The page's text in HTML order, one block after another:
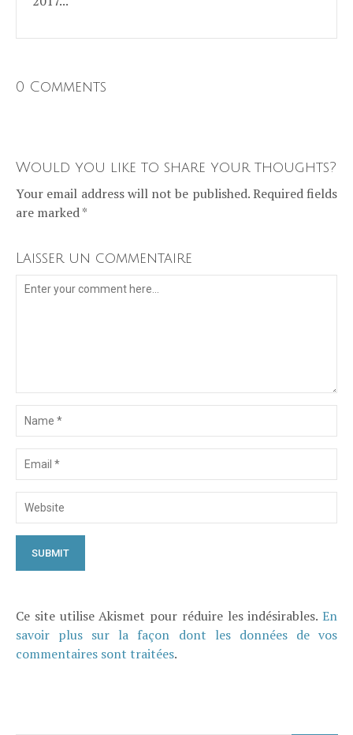
0 Comments
Would you like to share your thoughts?
Your email address will not be published. Required fields
are marked *
Laisser un commentaire
Ce site utilise Akismet pour réduire les indésirables. En
savoir plus sur la façon dont les données de vos
commentaires sont traitées.